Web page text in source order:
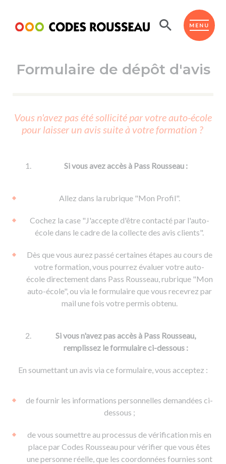
MENU
ESPACE ÉLÈVE
Code de la route
Passer l'ASSR
Réviser le code
Passer l'ETM
Permis voiture
Permis remorque
Permis & handicap
d'apprentissage
De la conduite en voiture
De la conduite à moto
Voir tous les supports
Formations pro.
Permis poids lourd
Formation FCO
Formation CACES
Devenir enseignant de la conduite
Ressources
Formulaire de dépôt d'avis
Vous n'avez pas été sollicité par votre auto-école
pour laisser un avis suite à votre formation ?
Si vous avez accès à Pass Rousseau :
Allez dans la rubrique "Mon Profil".
Cochez la case "J'accepte d'être contacté par l'auto-
école dans le cadre de la collecte des avis clients".
Dès que vous aurez passé certaines étapes au cours de
votre formation, vous pourrez évaluer votre auto-
école directement dans Pass Rousseau, rubrique "Mon
auto-école", ou via le formulaire que vous recevrez par
mail une fois votre permis obtenu.
Si vous n'avez pas accès à Pass Rousseau,
remplissez le formulaire ci-dessous :
En soumettant un avis via ce formulaire, vous acceptez :
de fournir les informations personnelles demandées ci-
dessous ;
de vous soumettre au processus de vérification mis en
place par Codes Rousseau pour vérifier que vous êtes
une personne réelle, que les coordonnées fournies sont